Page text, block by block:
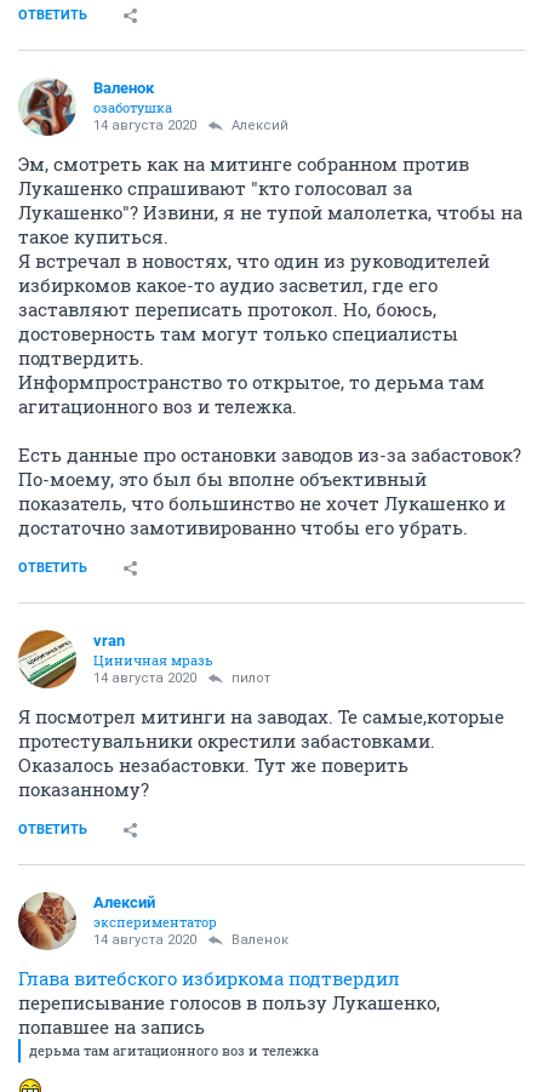
ОТВЕТИТЬ
Валенок
озаботушка
14 августа 2020 Алексий
Эм, смотреть как на митинге собранном против
Лукашенко спрашивают "кто голосовал за
Лукашенко"? Извини, я не тупой малолетка, чтобы на
такое купиться.
Я встречал в новостях, что один из руководителей
избиркомов какое-то аудио засветил, где его
заставляют переписать протокол. Но, боюсь,
достоверность там могут только специалисты
подтвердить.
Информпространство то открытое, то дерьма там
агитационного воз и тележка.
Есть данные про остановки заводов из-за забастовок?
По-моему, это был бы вполне объективный
показатель, что большинство не хочет Лукашенко и
достаточно замотивированно чтобы его убрать.
ОТВЕТИТЬ
vran
Циничная мразь
14 августа 2020 пилот
Я посмотрел митинги на заводах. Те самые,которые
протестувальники окрестили забастовками.
Оказалось незабастовки. Тут же поверить
показанному?
ОТВЕТИТЬ
Алексий
экспериментатор
14 августа 2020 Валенок
Глава витебского избиркома подтвердил
переписывание голосов в пользу Лукашенко,
попавшее на запись
дерьма там агитационного воз и тележка